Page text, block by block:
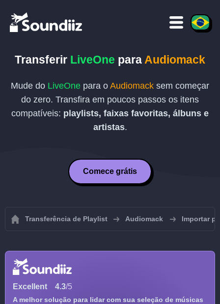
Transferir LiveOne para Audiomack
Mude do LiveOne para o Audiomack sem começar
do zero. Transfira em poucos passos os itens
compatíveis: playlists, faixas favoritas, álbuns e
artistas.
Comece grátis
Transferência de Playlist Audiomack Importar
Excellent 4.3/5
A melhor solução para lidar com sua seleção de músicas